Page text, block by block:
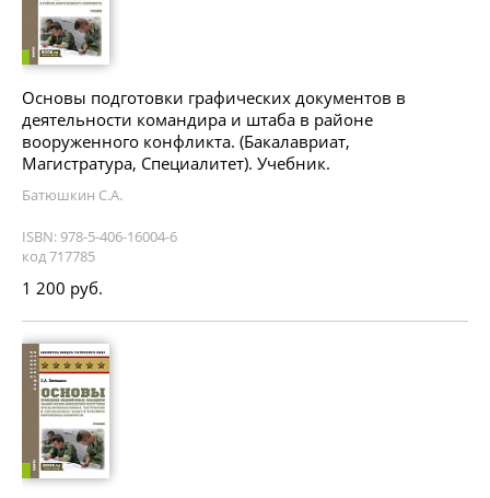
Основы подготовки графических документов в
деятельности командира и штаба в районе
вооруженного конфликта. (Бакалавриат,
Магистратура, Специалитет). Учебник.
Батюшкин С.А.
ISBN: 978-5-406-16004-6
код 717785
1 200 руб.